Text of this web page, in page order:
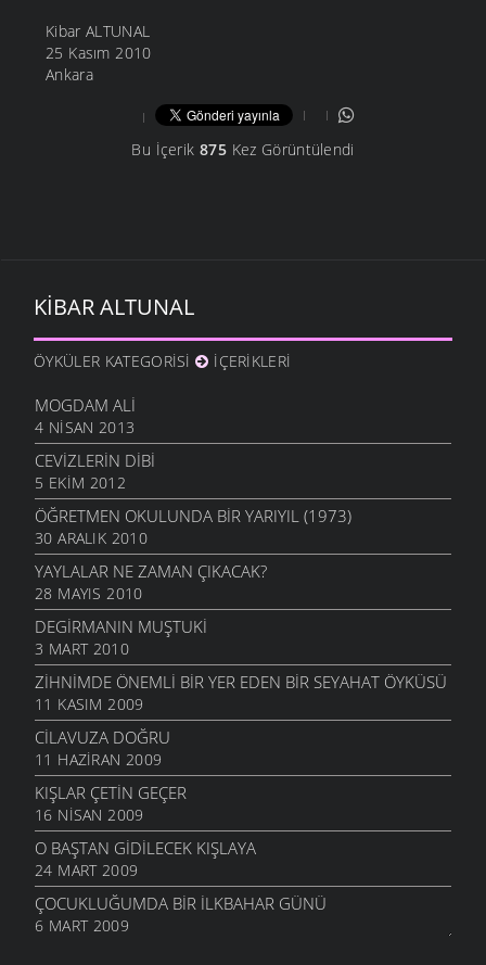
Kibar ALTUNAL
25 Kasım 2010
Ankara
Bu İçerik 875Kez Görüntülendi
KIBAR ALTUNAL
ÖYKÜLER KATEGORISI İÇERIKLERI
MOGDAM ALI
4 NISAN 2013
CEVIZLERIN DIBI
5 EKIM 2012
ÖĞRETMEN OKULUNDA BIR YARIYIL (1973)
30 ARALIK 2010
YAYLALAR NE ZAMAN ÇIKACAK?
28 MAYIS 2010
DEGIRMANIN MUŞTUKI
3 MART 2010
ZIHNIMDE ÖNEMLI BIR YER EDEN BIR SEYAHAT ÖYKÜSÜ
11 KASIM 2009
CILAVUZA DOĞRU
11 HAZIRAN 2009
KIŞLAR ÇETIN GEÇER
16 NISAN 2009
O BAŞTAN GIDILECEK KIŞLAYA
24 MART 2009
ÇOCUKLUĞUMDA BIR İLKBAHAR GÜNÜ
6 MART 2009